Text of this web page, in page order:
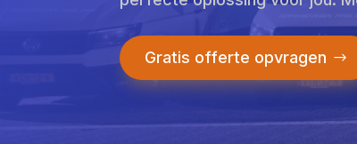
Gratis offerte opvragen